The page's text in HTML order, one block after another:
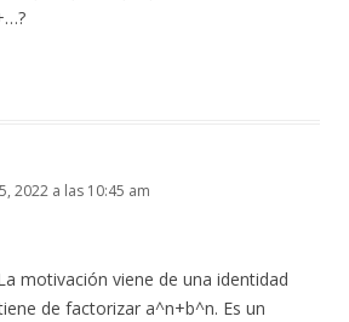
2022 a las 10:45 am
motivación viene de una identidad
de factorizar a^n+b^n. Es un